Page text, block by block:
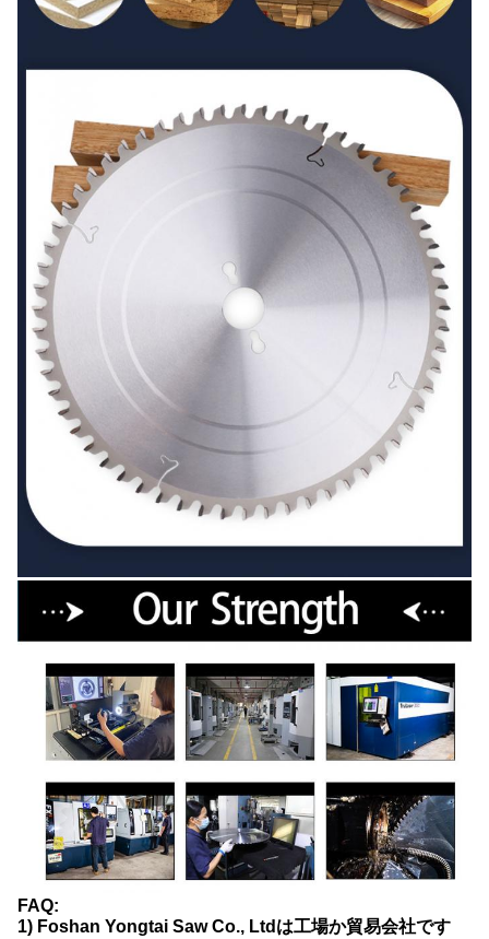
FAQ:
1) Foshan Yongtai Saw Co., Ltdは工場か貿易会社です